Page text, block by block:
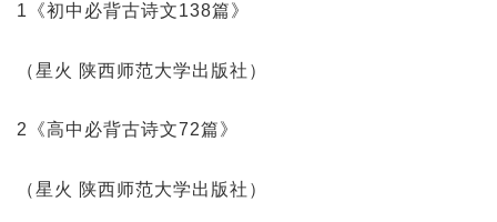
1《初中必背古诗文138篇》
（星火 陕西师范大学出版社）
2《高中必背古诗文72篇》
（星火 陕西师范大学出版社）